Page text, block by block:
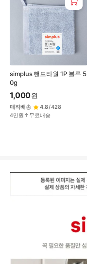
simplus 핸드타월 1P 블루 5
0g
1,000원
매직배송 4.8/428
4만원↑무료배송